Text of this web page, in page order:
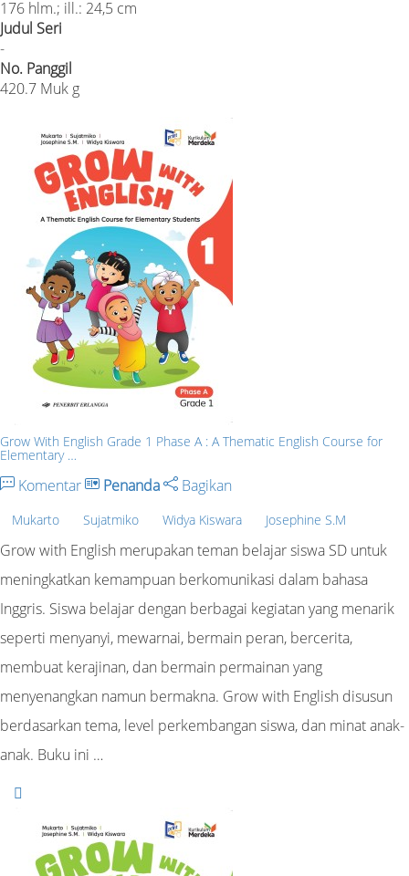
176 hlm.; ill.: 24,5 cm
Judul Seri
-
No. Panggil
420.7 Muk g
Grow With English Grade 1 Phase A : A Thematic English Course for
Elementary …
Komentar Penanda Bagikan
Mukarto Sujatmiko Widya Kiswara Josephine S.M
Grow with English merupakan teman belajar siswa SD untuk
meningkatkan kemampuan berkomunikasi dalam bahasa
Inggris. Siswa belajar dengan berbagai kegiatan yang menarik
seperti menyanyi, mewarnai, bermain peran, bercerita,
membuat kerajinan, dan bermain permainan yang
menyenangkan namun bermakna. Grow with English disusun
berdasarkan tema, level perkembangan siswa, dan minat anak-
anak. Buku ini …